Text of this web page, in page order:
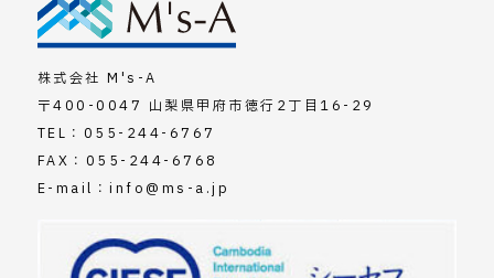
株式会社 M's-A
〒400-0047 山梨県甲府市徳行2丁目16-29
TEL： 055-244-6767
FAX：055-244-6768
E-mail：info@ms-a.jp